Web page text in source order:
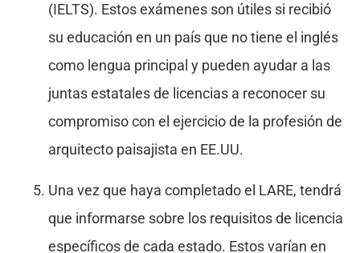
(IELTS). Estos exámenes son útiles si recibió
su educación en un país que no tiene el inglés
como lengua principal y pueden ayudar a las
juntas estatales de licencias a reconocer su
compromiso con el ejercicio de la profesión de
arquitecto paisajista en EE.UU.
Una vez que haya completado el LARE, tendrá
que informarse sobre los requisitos de licencia
específicos de cada estado. Estos varían en